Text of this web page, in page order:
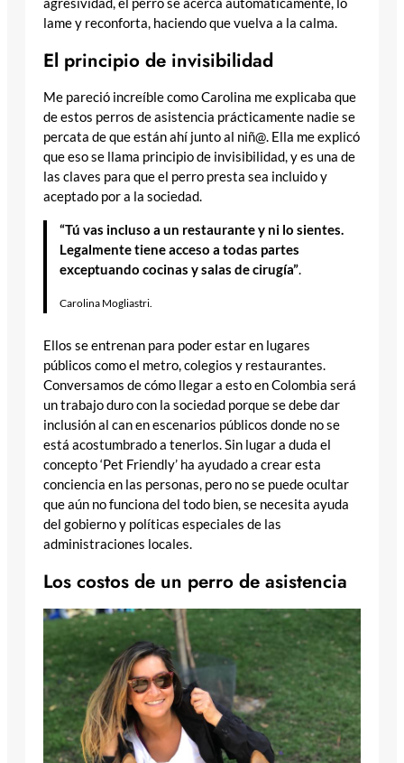
agresividad, el perro se acerca automáticamente, lo
lame y reconforta, haciendo que vuelva a la calma.
El principio de invisibilidad
Me pareció increíble como Carolina me explicaba que
de estos perros de asistencia prácticamente nadie se
percata de que están ahí junto al niñ@. Ella me explicó
que eso se llama principio de invisibilidad, y es una de
las claves para que el perro presta sea incluido y
aceptado por a la sociedad.
“Tú vas incluso a un restaurante y ni lo sientes.
Legalmente tiene acceso a todas partes
exceptuando cocinas y salas de cirugía”.
Carolina Mogliastri.
Ellos se entrenan para poder estar en lugares
públicos como el metro, colegios y restaurantes.
Conversamos de cómo llegar a esto en Colombia será
un trabajo duro con la sociedad porque se debe dar
inclusión al can en escenarios públicos donde no se
está acostumbrado a tenerlos. Sin lugar a duda el
concepto ‘Pet Friendly’ ha ayudado a crear esta
conciencia en las personas, pero no se puede ocultar
que aún no funciona del todo bien, se necesita ayuda
del gobierno y políticas especiales de las
administraciones locales.
Los costos de un perro de asistencia